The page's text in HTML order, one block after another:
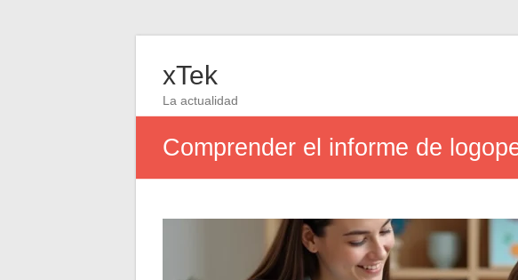
xTek
La actualidad
Comprender el informe de